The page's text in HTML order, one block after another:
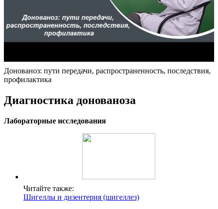
Донованоз: пути передачи, распространенность, последствия,
профилактика
Диагностика донованоза
Лабораторные исследования
Читайте также:
Шигеллы и дизентерия (шигеллез)